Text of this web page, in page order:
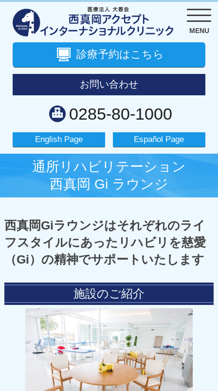
診療予約は こちら
お問い合わせ
0285-80-1000
English Page Español Page
通所リハビリテーション
西真岡 Gi ラウンジ
MENU
西真岡Giラウンジはそれぞれのライ
フスタイルにあったリハビリを慈愛
（Gi）の精神でサポートいたします
施設のご紹介